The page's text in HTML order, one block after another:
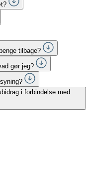
tilbage?
gør jeg?
i forbindelse med